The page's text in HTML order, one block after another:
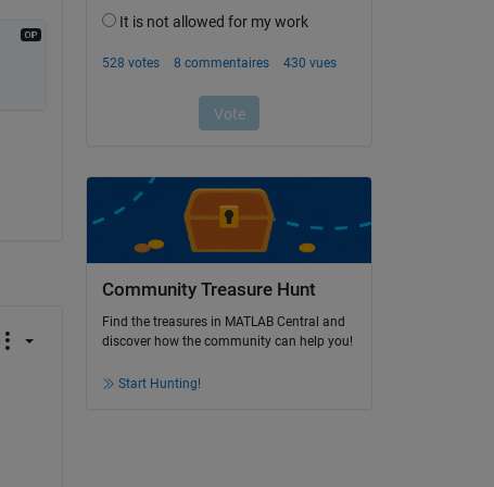
Community Treasure Hunt
Find the treasures in MATLAB Central and
discover how the community can help you!
Start Hunting!